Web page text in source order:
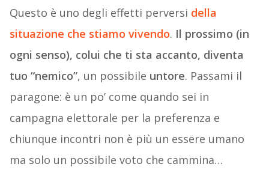
Questo è uno degli effetti perversi della
situazione che stiamo vivendo. Il prossimo (in
ogni senso), colui che ti sta accanto, diventa
tuo “nemico”, un possibile untore. Passami il
paragone: è un po’ come quando sei in
campagna elettorale per la preferenza e
chiunque incontri non è più un essere umano
ma solo un possibile voto che cammina…